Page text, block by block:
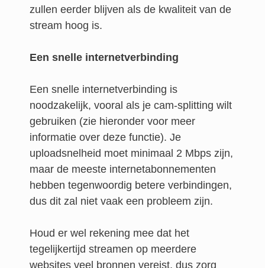
zullen eerder blijven als de kwaliteit van de
stream hoog is.
Een snelle internetverbinding
Een snelle internetverbinding is
noodzakelijk, vooral als je cam-splitting wilt
gebruiken (zie hieronder voor meer
informatie over deze functie). Je
uploadsnelheid moet minimaal 2 Mbps zijn,
maar de meeste internetabonnementen
hebben tegenwoordig betere verbindingen,
dus dit zal niet vaak een probleem zijn.
Houd er wel rekening mee dat het
tegelijkertijd streamen op meerdere
websites veel bronnen vereist, dus zorg